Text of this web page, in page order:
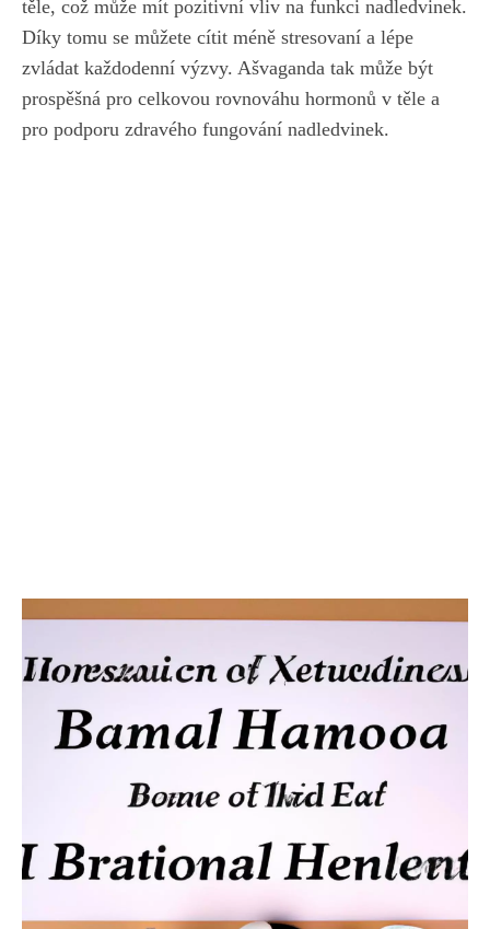
těle, což ⁤může mít pozitivní vliv na funkci​ nadledvinek.
Díky tomu se můžete cítit⁢ méně stresovaní a⁣ lépe
zvládat každodenní výzvy. Ašvaganda tak může ‍být
prospěšná ⁢pro celkovou rovnováhu hormonů v těle a
pro podporu zdravého fungování nadledvinek.